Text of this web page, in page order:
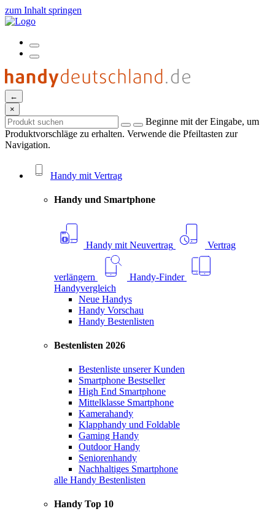
zum Inhalt springen
←
×
Beginne mit der Eingabe, um
Produktvorschläge zu erhalten. Verwende die Pfeiltasten zur
Navigation.
Handy mit Vertrag
Handy und Smartphone
Handy mit Neuvertrag Vertrag
verlängern
Handy-Finder
Handyvergleich
Neue Handys
Handy Vorschau
Handy Bestenlisten
Bestenlisten 2026
Bestenliste unserer Kunden
Smartphone Bestseller
High End Smartphone
Mittelklasse Smartphone
Kamerahandy
Klapphandy und Foldable
Gaming Handy
Outdoor Handy
Seniorenhandy
Nachhaltiges Smartphone
alle Handy Bestenlisten
Handy Top 10